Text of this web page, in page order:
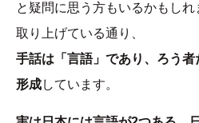
と疑問に思う方もいるかもし
取り上げている通り、
手話は「言語」であり、ろう
形成しています。